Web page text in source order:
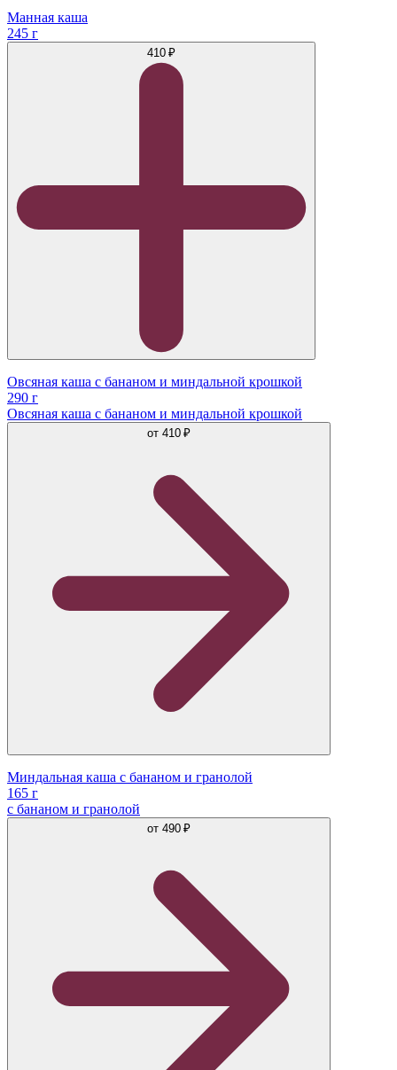
Манная каша
245 г
410 ₽
Овсяная каша с бананом и миндальной крошкой
290 г
Овсяная каша с бананом и миндальной крошкой
от 410 ₽
Миндальная каша с бананом и гранолой
165 г
с бананом и гранолой
от 490 ₽